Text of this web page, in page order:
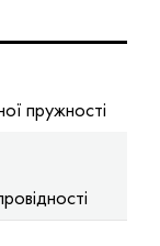
пружності